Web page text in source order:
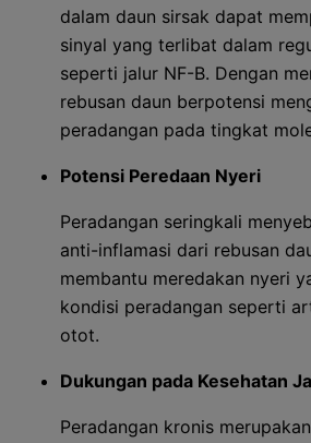
dalam daun sirsak dapat
sinyal yang terlibat dalam
seperti jalur NF-B. Dengan
rebusan daun berpotensi
peradangan pada tingkat
Potensi Peredaan Nyeri
Peradangan seringkali
anti-inflamasi dari rebusan
membantu meredakan nyeri
kondisi peradangan seperti
otot.
Dukungan pada Kesehatan
Peradangan kronis